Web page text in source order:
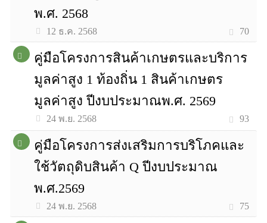
พ.ศ. 2568
12 ธ.ค. 2568 70
คู่มือโครงการสินค้าเกษตรและบริการ
มูลค่าสูง 1 ท้องถิ่น 1 สินค้าเกษตร
มูลค่าสูง ปีงบประมาณพ.ศ. 2569
24 พ.ย. 2568 93
คู่มือโครงการส่งเสริมการบริโภคและ
ใช้วัตถุดิบสินค้า Q ปีงบประมาณ
พ.ศ.2569
24 พ.ย. 2568 75